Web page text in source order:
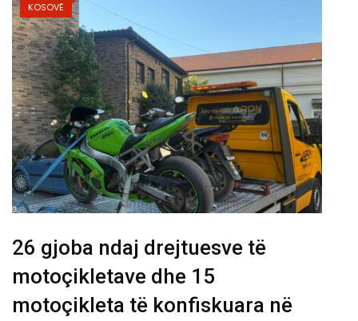
KOSOVË
26 gjoba ndaj drejtuesve të
motoçikletave dhe 15
motoçikleta të konfiskuara në